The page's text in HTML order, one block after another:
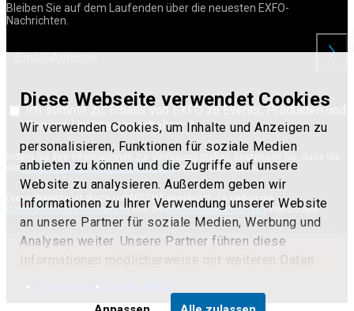
Diese Webseite verwendet Cookies
Wir verwenden Cookies, um Inhalte und Anzeigen zu
personalisieren, Funktionen für soziale Medien
anbieten zu können und die Zugriffe auf unsere
Website zu analysieren. Außerdem geben wir
Informationen zu Ihrer Verwendung unserer Website
an unsere Partner für soziale Medien, Werbung und
Analysen weiter. Unsere Partner führen diese
Informationen möglicherweise mit weiteren Daten
die sie im Rahmen Ihrer Nutzung der Dienste
Bleiben Sie auf dem Laufenden über die neuesten EXFO-
Nachrichten.
Ich stimme zu, Emails von EXFO zu Events, Produkten und
Service-Updates zu erhalten.
Indem Sie Ihre Informationen zur Verfügung stellen, bestätigen Sie, dass Sie
dieEXFO-Nutzerdatenschutzerklärungverstanden haben.
Diese Website ist durch reCAPTCHA geschützt. Es gelten die
Datenschutzbestimmungenund dieNutzungsbedingungenvon Google.
© 2017 - 2025 EXFO Inc. All Rights Reserved.
Privacy notice